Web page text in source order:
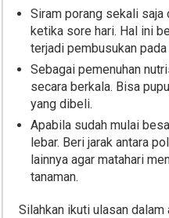
Siram porang sekali saja
ketika sore hari. Hal ini
terjadi pembusukan
Sebagai pemenuhan
secara berkala. Bisa
yang dibeli.
Apabila sudah mulai
lebar. Beri jarak antara
lainnya agar matahari
tanaman.
Silahkan ikuti ulasan